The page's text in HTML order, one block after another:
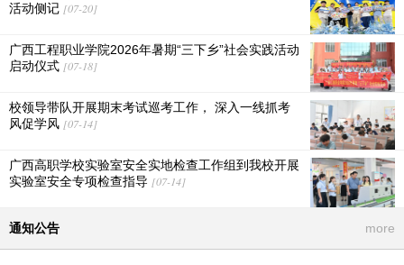
活动侧记 [07-20]
广西工程职业学院2026年暑期“三下乡”社会实践活动
启动仪式 [07-18]
校领导带队开展期末考试巡考工作， 深入一线抓考
风促学风 [07-14]
广西高职学校实验室安全实地检查工作组到我校开展
实验室安全专项检查指导 [07-14]
通知公告 more